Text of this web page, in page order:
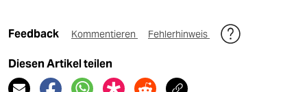
Feedback Kommentieren Fehlerhinweis
Diesen Artikel teilen